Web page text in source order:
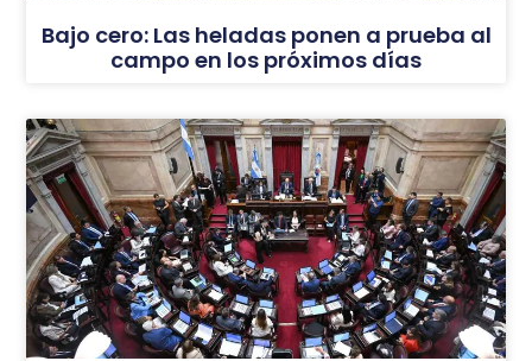
Bajo cero: Las heladas ponen a prueba al
campo en los próximos días